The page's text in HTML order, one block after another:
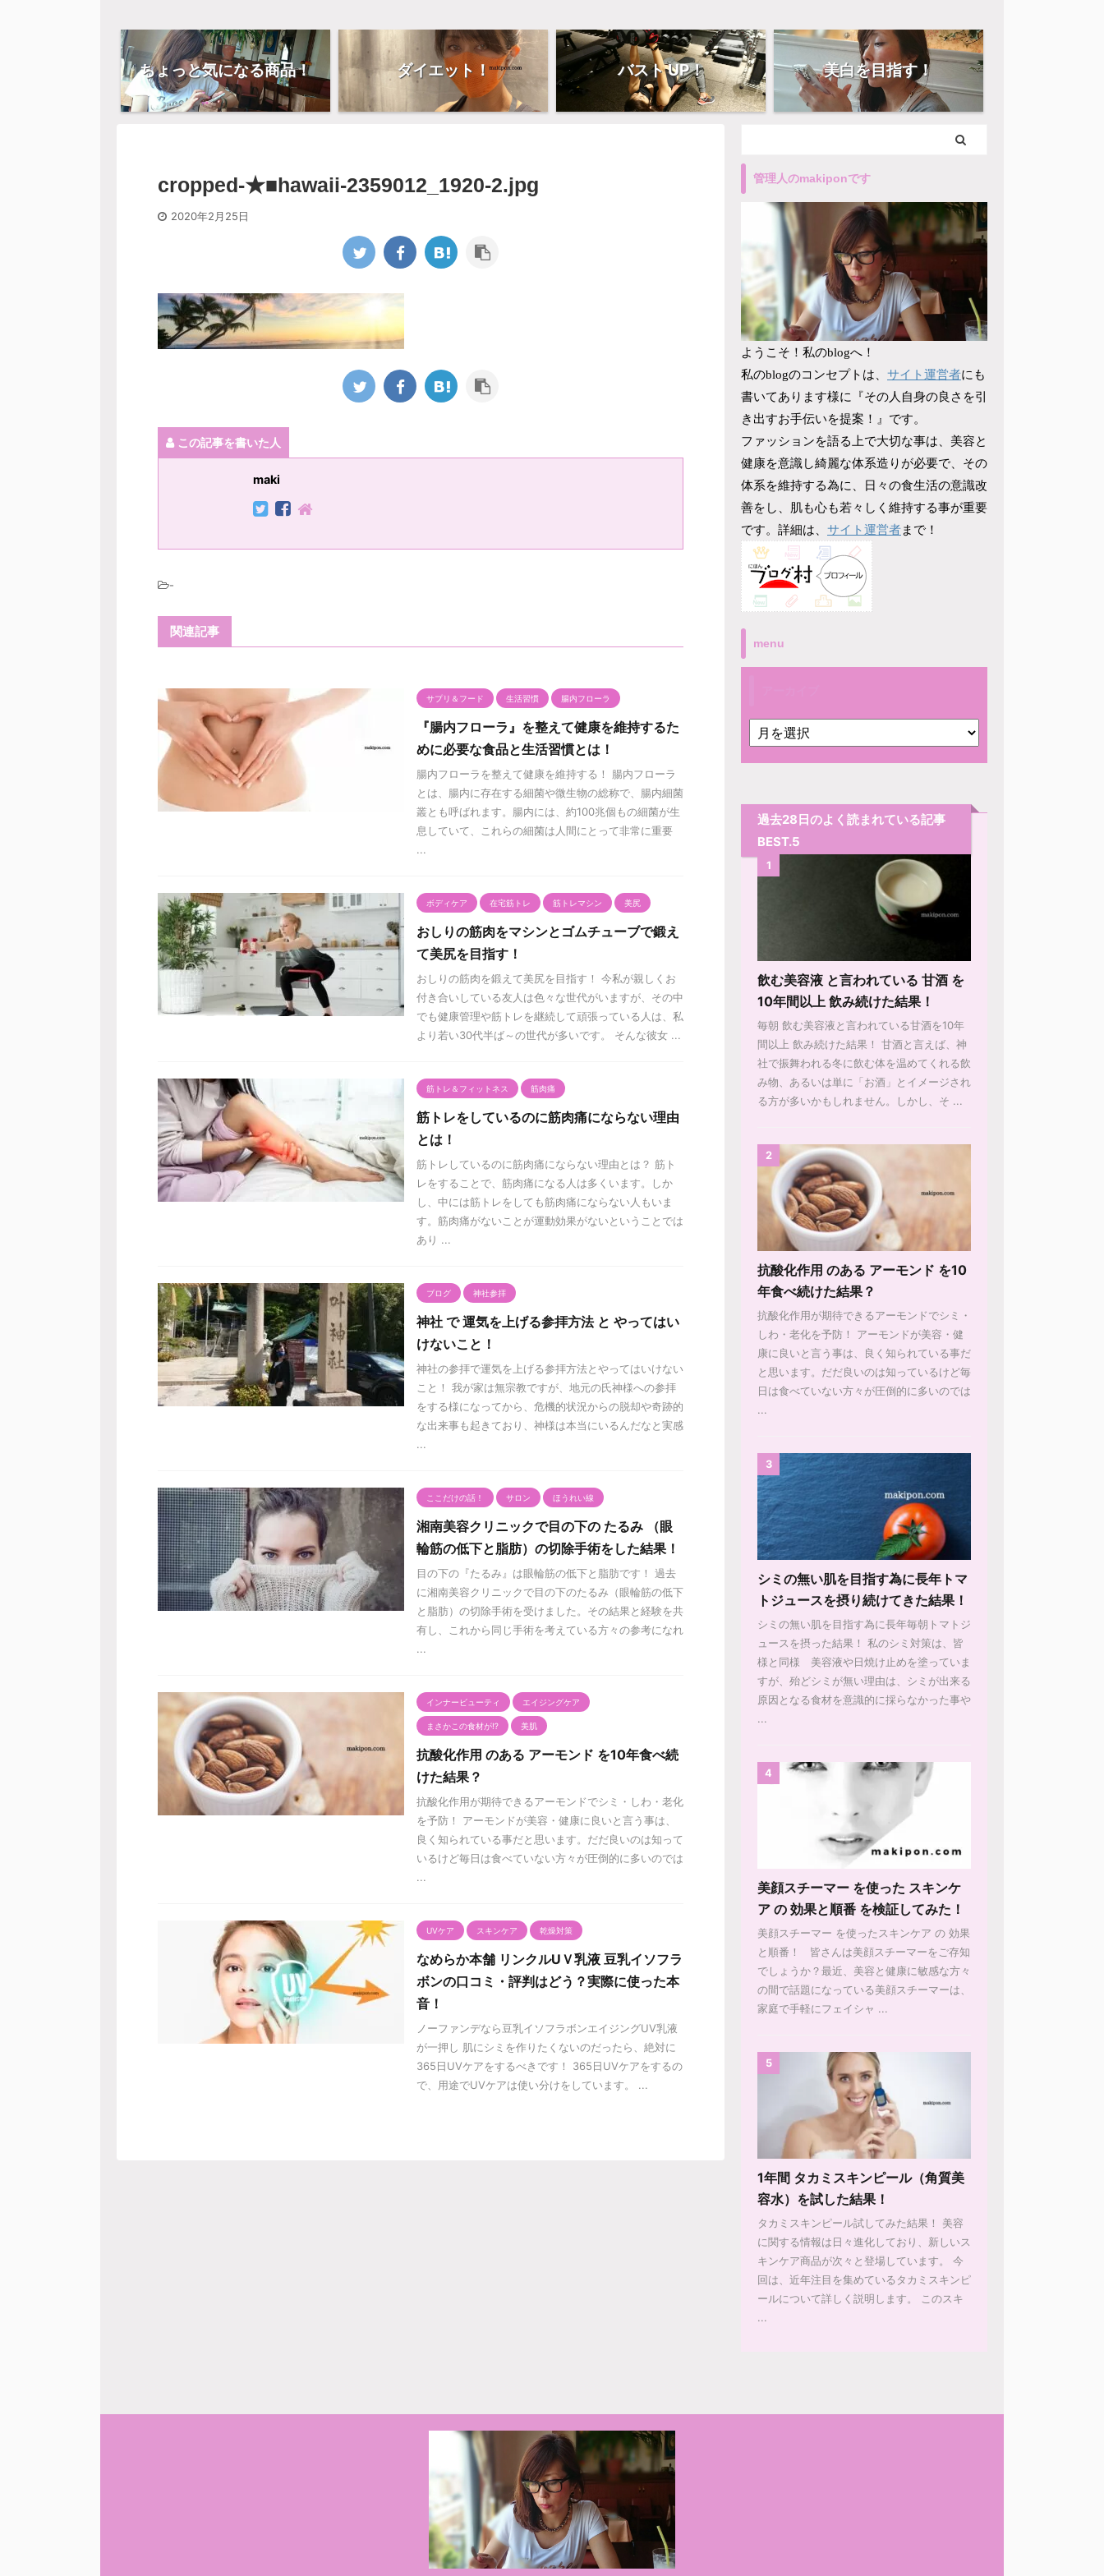
ちょっと気になる商品！ ダイエット！ バスト UP！ 美白を目指す！
cropped-★■hawaii-2359012_1920-2.jpg
2020年2月25日
この記事を書いた人
maki
-
関連記事
サプリ＆フード 生活習慣 腸内フローラ
『腸内フローラ』を整えて健康を維持するた
めに必要な食品と生活習慣とは！
腸内フローラを整えて健康を維持する！ 腸内フローラ
とは、腸内に存在する細菌や微生物の総称で、腸内細菌
叢とも呼ばれます。腸内には、約100兆個もの細菌が生
息していて、これらの細菌は人間にとって非常に重要
...
ボディケア 在宅筋トレ 筋トレマシン 美尻
おしりの筋肉をマシンとゴムチューブで鍛え
て美尻を目指す！
おしりの筋肉を鍛えて美尻を目指す！ 今私が親しくお
付き合いしている友人は色々な世代がいますが、その中
でも健康管理や筋トレを継続して頑張っている人は、私
より若い30代半ば～の世代が多いです。 そんな彼女 ...
筋トレ＆フィットネス 筋肉痛
筋トレをしているのに筋肉痛にならない理由
とは！
筋トレしているのに筋肉痛にならない理由とは？ 筋ト
レをすることで、筋肉痛になる人は多くいます。しか
し、中には筋トレをしても筋肉痛にならない人もいま
す。筋肉痛がないことが運動効果がないということでは
あり ...
ブログ 神社参拝
神社 で 運気を上げる参拝方法 と やってはい
けないこと！
神社の参拝で運気を上げる参拝方法とやってはいけない
こと！ 我が家は無宗教ですが、地元の氏神様への参拝
をする様になってから、危機的状況からの脱却や奇跡的
な出来事も起きており、神様は本当にいるんだなと実感
...
ここだけの話！ サロン ほうれい線
湘南美容クリニックで目の下の たるみ （眼
輪筋の低下と脂肪）の切除手術をした結果！
目の下の『たるみ』は眼輪筋の低下と脂肪です！ 過去
に湘南美容クリニックで目の下のたるみ（眼輪筋の低下
と脂肪）の切除手術を受けました。その結果と経験を共
有し、これから同じ手術を考えている方々の参考になれ
...
インナービューティ エイジングケア
まさかこの食材が⁉️ 美肌
抗酸化作用 のある アーモンド を10年食べ続
けた結果？
抗酸化作用が期待できるアーモンドでシミ・しわ・老化
を予防！ アーモンドが美容・健康に良いと言う事は、
良く知られている事だと思います。だだ良いのは知って
いるけど毎日は食べていない方々が圧倒的に多いのでは
...
UVケア スキンケア 乾燥対策
なめらか本舗 リンクルUＶ乳液 豆乳イソフラ
ボンの口コミ・評判はどう？実際に使った本
音！
ノーファンデなら豆乳イソフラボンエイジングUV乳液
が一押し 肌にシミを作りたくないのだったら、絶対に
365日UVケアをするべきです！ 365日UVケアをするの
で、用途でUVケアは使い分けをしています。 ...
管理人のmakiponです
ようこそ！私のblogへ！
私のblogのコンセプトは、 サイト運営者にも
書いてあります様に『その人自身の良さを引
き出すお手伝いを提案！』です。
ファッションを語る上で大切な事は、美容と
健康を意識し綺麗な体系造りが必要で、その
体系を維持する為に、日々の食生活の意識改
善をし、肌も心も若々しく維持する事が重要
です。詳細は、 サイト運営者まで！
menu
過去28日のよく読まれている記事
BEST.5
1
飲む美容液 と言われている 甘酒 を
10年間以上 飲み続けた結果！
毎朝 飲む美容液と言われている甘酒を10年
間以上 飲み続けた結果！ 甘酒と言えば、神
社で振舞われる冬に飲む体を温めてくれる飲
み物、あるいは単に「お酒」とイメージされ
る方が多いかもしれません。しかし、そ ...
2
抗酸化作用 のある アーモンド を10
年食べ続けた結果？
抗酸化作用が期待できるアーモンドでシミ・
しわ・老化を予防！ アーモンドが美容・健
康に良いと言う事は、良く知られている事だ
と思います。だだ良いのは知っているけど毎
日は食べていない方々が圧倒的に多いのでは
...
3
シミの無い肌を目指す為に長年トマ
トジュースを摂り続けてきた結果！
シミの無い肌を目指す為に長年毎朝トマトジ
ュースを摂った結果！ 私のシミ対策は、皆
様と同様 美容液や日焼け止めを塗っていま
すが、殆どシミが無い理由は、シミが出来る
原因となる食材を意識的に採らなかった事や
...
4
美顔スチーマー を使った スキンケ
ア の 効果と順番 を検証してみた！
美顔スチーマー を使ったスキンケア の 効果
と順番！ 皆さんは美顔スチーマーをご存知
でしょうか？最近、美容と健康に敏感な方々
の間で話題になっている美顔スチーマーは、
家庭で手軽にフェイシャ ...
5
1年間 タカミスキンピール（角質美
容水）を試した結果！
タカミスキンピール試してみた結果！ 美容
に関する情報は日々進化しており、新しいス
キンケア商品が次々と登場しています。 今
回は、近年注目を集めているタカミスキンピ
ールについて詳しく説明します。 このスキ
...